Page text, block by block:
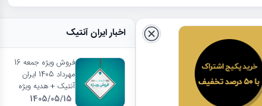
اخبار ایران آنتیک
فروش ویژه جمعه 16
مهرداد 1405 ایران
آنتیک + هدیه ویژه
1405/05/15